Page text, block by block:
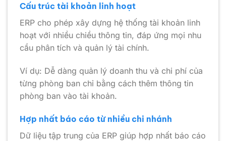
Cấu trúc tài khoản linh hoạt
ERP cho phép xây dựng hệ thống tài khoản linh
hoạt với nhiều chiều thông tin, đáp ứng mọi nhu
cầu phân tích và quản lý tài chính.
Ví dụ: Dễ dàng quản lý doanh thu và chi phí của
từng phòng ban chỉ bằng cách thêm thông tin
phòng ban vào tài khoản.
Hợp nhất báo cáo từ nhiều chi nhánh
Dữ liệu tập trung của ERP giúp hợp nhất báo cáo